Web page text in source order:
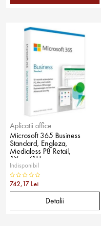
Aplicatii office
Microsoft 365 Business
Standard, Engleza,
Medialess P8 Retail,
1Year/1User
Indisponibil
742,17 Lei
Detalii